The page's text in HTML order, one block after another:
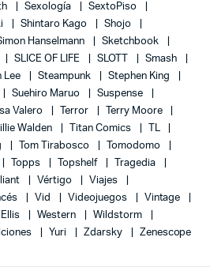
Sexología
SextoPiso
Shintaro Kago
Shojo
Hanselmann
Sketchbook
SLICE OF LIFE SLOTT
Smash
Lee Steampunk
Stephen King
Suehiro Maruo
Suspense
Valero Terror
Terry Moore
Walden Titan Comics
TL
Tom Tirabosco
Tomodomo
Topps Topshelf
Tragedia
Vértigo
Viajes
Vid Videojuegos
Vintage
Western
Wildstorm
Yuri Zdarsky Zenescope